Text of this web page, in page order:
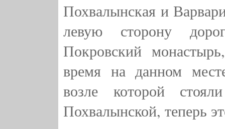
Похвалынская и
левую сторону
Покровский
время на данном
возле которой
Похвалынской, теперь